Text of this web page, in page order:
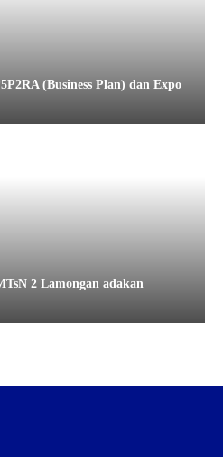
(Business Plan) dan Expo
2 Lamongan adakan